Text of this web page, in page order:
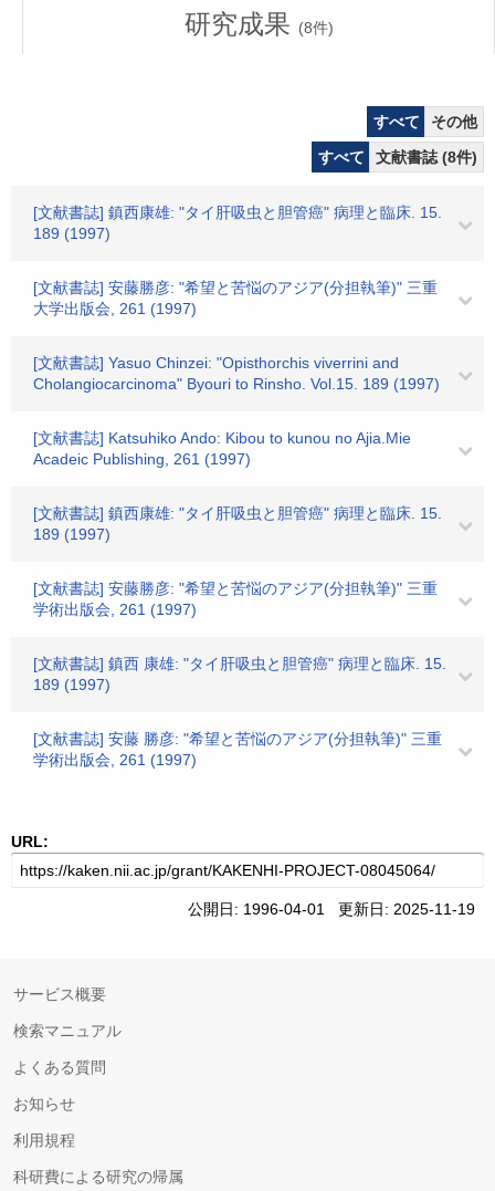
研究成果 (8件)
すべて
その他
すべて
文献書誌 (8件)
[文献書誌] 鎮西康雄: "タイ肝吸虫と胆管癌" 病理と臨床. 15.
189 (1997)
[文献書誌] 安藤勝彦: "希望と苦悩のアジア(分担執筆)" 三重
大学出版会, 261 (1997)
[文献書誌] Yasuo Chinzei: "Opisthorchis viverrini and
Cholangiocarcinoma" Byouri to Rinsho. Vol.15. 189 (1997)
[文献書誌] Katsuhiko Ando: Kibou to kunou no Ajia.Mie
Acadeic Publishing, 261 (1997)
[文献書誌] 鎮西康雄: "タイ肝吸虫と胆管癌" 病理と臨床. 15.
189 (1997)
[文献書誌] 安藤勝彦: "希望と苦悩のアジア(分担執筆)" 三重
学術出版会, 261 (1997)
[文献書誌] 鎮西 康雄: "タイ肝吸虫と胆管癌" 病理と臨床. 15.
189 (1997)
[文献書誌] 安藤 勝彦: "希望と苦悩のアジア(分担執筆)" 三重
学術出版会, 261 (1997)
URL:
公開日: 1996-04-01 更新日: 2025-11-19
サービス概要
検索マニュアル
よくある質問
お知らせ
利用規程
科研費による研究の帰属